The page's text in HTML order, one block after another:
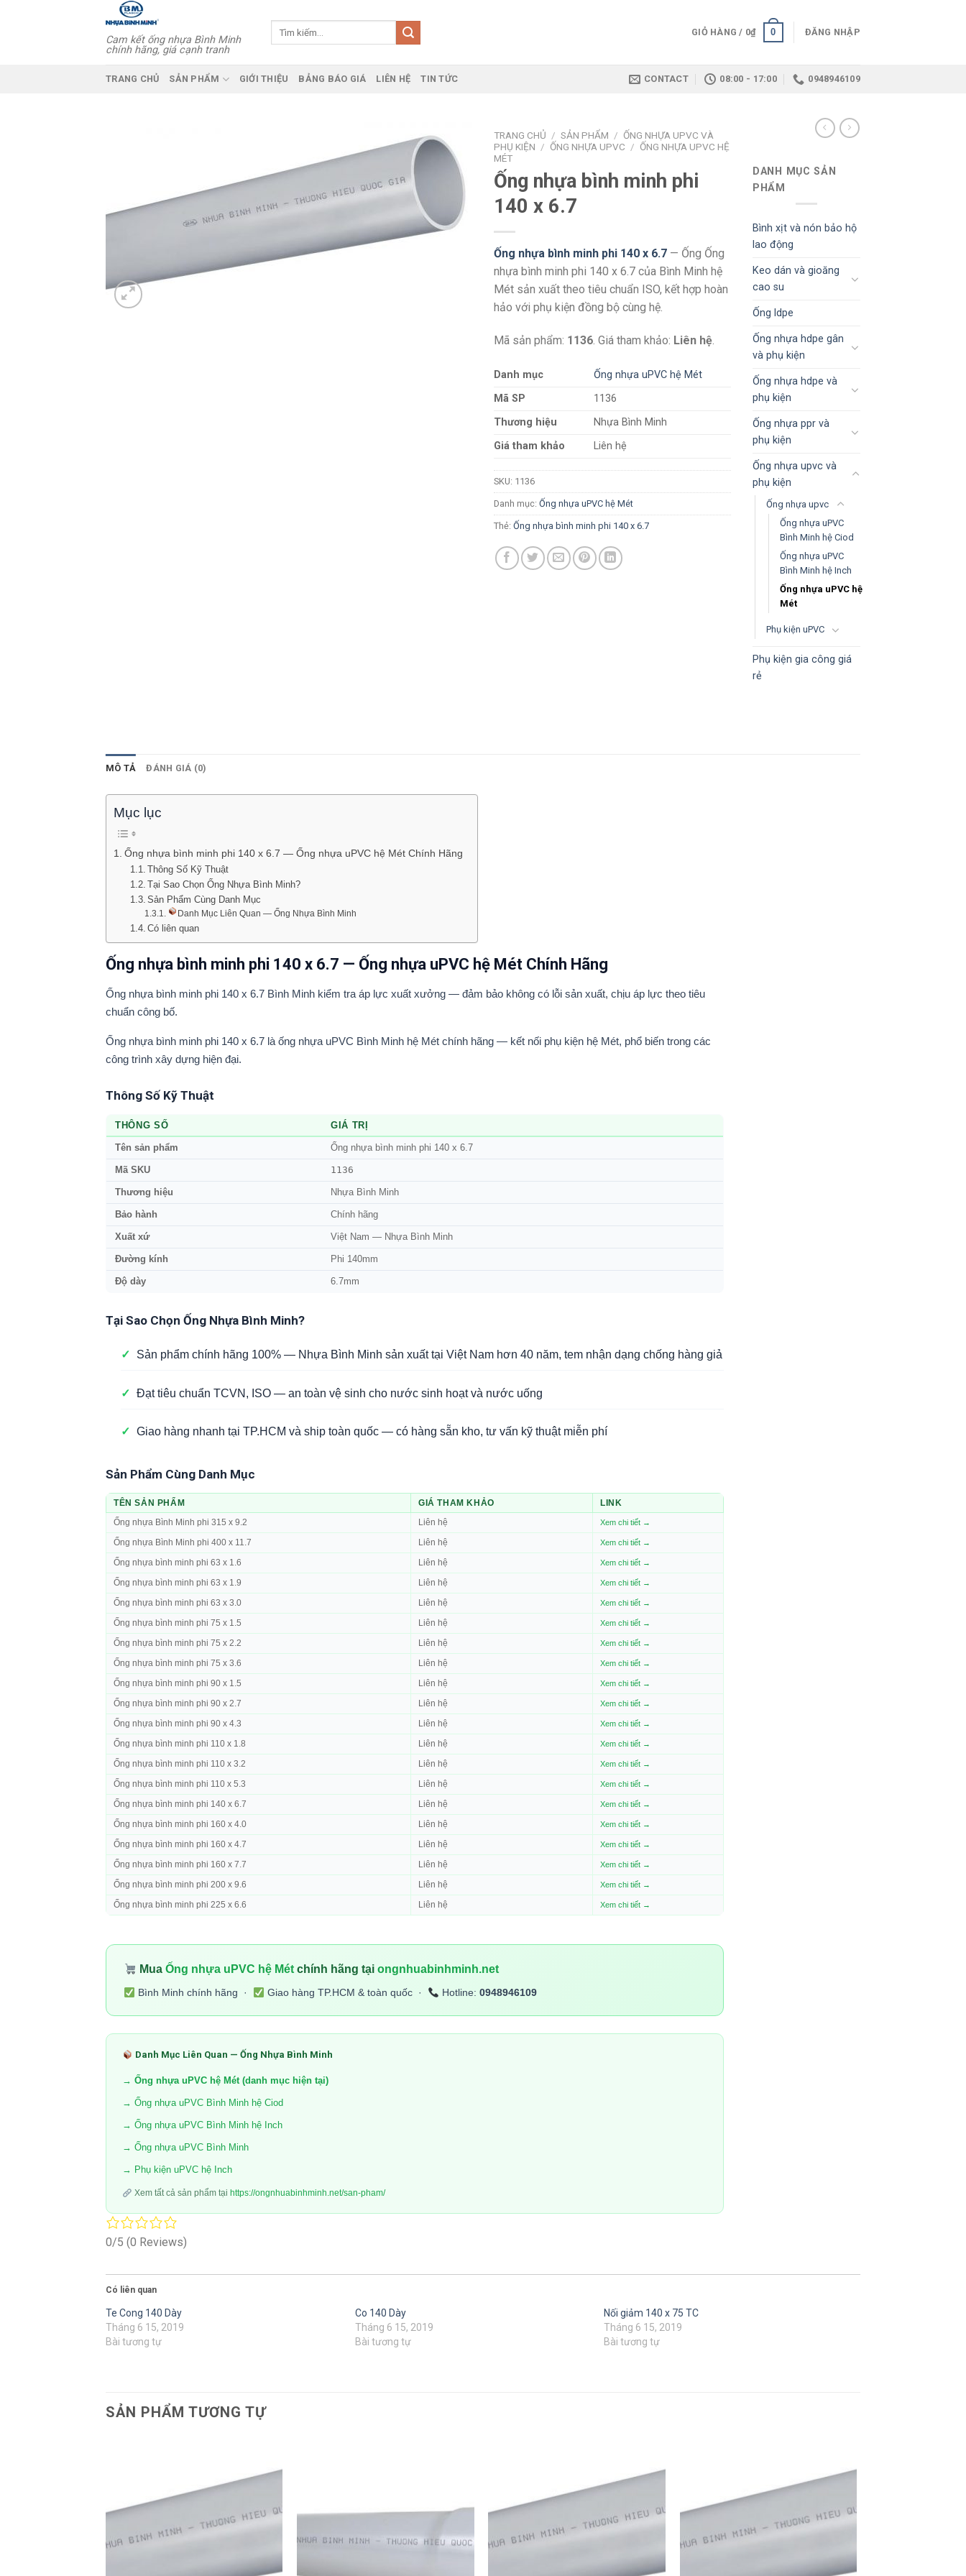
Cam kết ống nhựa Bình Minh
chính hãng, giá cạnh tranh
GIỎ HÀNG / 0₫ 0 ĐĂNG NHẬP
TRANG CHỦ SẢN PHẨM GIỚI THIỆU BẢNG BÁO GIÁ LIÊN HỆ TIN TỨC CONTACT 08:00 - 17:00 0948946109
TRANG CHỦ / SẢN PHẨM / ỐNG NHỰA UPVC VÀ
PHỤ KIỆN / ỐNG NHỰA UPVC / ỐNG NHỰA UPVC HỆ
MÉT
Ống nhựa bình minh phi
140 x 6.7
Ống nhựa bình minh phi 140 x 6.7 — Ống Ống
nhựa bình minh phi 140 x 6.7 của Bình Minh hệ
Mét sản xuất theo tiêu chuẩn ISO, kết hợp hoàn
hảo với phụ kiện đồng bộ cùng hệ.
Mã sản phẩm: 1136 . Giá tham khảo: Liên hệ
Danh mục
Ống nhựa uPVC hệ Mét
Mã SP
1136
Thương hiệu
Nhựa Bình Minh
Giá tham khảo
Liên hệ
SKU: 1136
Danh mục: Ống nhựa uPVC hệ Mét
Thẻ: Ống nhựa bình minh phi 140 x 6.7
DANH MỤC SẢN
PHẨM
Bình xịt và nón bảo hộ
lao động
Keo dán và gioăng
cao su
Ống ldpe
Ống nhựa hdpe gân
và phụ kiện
Ống nhựa hdpe và
phụ kiện
Ống nhựa ppr và
phụ kiện
Ống nhựa upvc và
phụ kiện
Ống nhựa upvc
Ống nhựa uPVC
Bình Minh hệ Ciod
Ống nhựa uPVC
Bình Minh hệ Inch
Ống nhựa uPVC hệ
Mét
Phụ kiện uPVC
Phụ kiện gia công giá
rẻ
MÔ TẢ ĐÁNH GIÁ (0)
Mục lục
Ống nhựa bình minh phi 140 x 6.7 — Ống nhựa uPVC hệ Mét Chính Hãng
Thông Số Kỹ Thuật
Tại Sao Chọn Ống Nhựa Bình Minh?
Sản Phẩm Cùng Danh Mục
Danh Mục Liên Quan — Ống Nhựa Bình Minh
Có liên quan
Ống nhựa bình minh phi 140 x 6.7 — Ống nhựa uPVC hệ Mét Chính Hãng
Ống nhựa bình minh phi 140 x 6.7 Bình Minh kiểm tra áp lực xuất xưởng — đảm bảo không có lỗi sản xuất, chịu áp lực theo tiêu
chuẩn công bố.
Ống nhựa bình minh phi 140 x 6.7 là ống nhựa uPVC Bình Minh hệ Mét chính hãng — kết nối phụ kiện hệ Mét, phổ biến trong các
công trình xây dựng hiện đại.
Thông Số Kỹ Thuật
THÔNG SỐ GIÁ TRỊ
Tên sản phẩm Ống nhựa bình minh phi 140 x 6.7
Mã SKU 1136
Thương hiệu Nhựa Bình Minh
Bảo hành Chính hãng
Xuất xứ Việt Nam — Nhựa Bình Minh
Đường kính Phi 140mm
Độ dày 6.7mm
Tại Sao Chọn Ống Nhựa Bình Minh?
✓ Sản phẩm chính hãng 100% — Nhựa Bình Minh sản xuất tại Việt Nam hơn 40 năm, tem nhận dạng chống hàng giả
✓ Đạt tiêu chuẩn TCVN, ISO — an toàn vệ sinh cho nước sinh hoạt và nước uống
✓ Giao hàng nhanh tại TP.HCM và ship toàn quốc — có hàng sẵn kho, tư vấn kỹ thuật miễn phí
Sản Phẩm Cùng Danh Mục
TÊN SẢN PHẨM GIÁ THAM KHẢO
LINK
Ống nhựa Bình Minh phi 315 x 9.2
Liên hệ Xem chi tiết →
Ống nhựa Bình Minh phi 400 x 11.7 Liên hệ Xem chi tiết →
Ống nhựa bình minh phi 63 x 1.6 Liên hệ Xem chi tiết →
Ống nhựa bình minh phi 63 x 1.9 Liên hệ Xem chi tiết →
Ống nhựa bình minh phi 63 x 3.0 Liên hệ Xem chi tiết →
Ống nhựa bình minh phi 75 x 1.5 Liên hệ Xem chi tiết →
Ống nhựa bình minh phi 75 x 2.2 Liên hệ Xem chi tiết →
Ống nhựa bình minh phi 75 x 3.6 Liên hệ Xem chi tiết →
Ống nhựa bình minh phi 90 x 1.5 Liên hệ Xem chi tiết →
Ống nhựa bình minh phi 90 x 2.7 Liên hệ Xem chi tiết →
Ống nhựa bình minh phi 90 x 4.3 Liên hệ Xem chi tiết →
Ống nhựa bình minh phi 110 x 1.8 Liên hệ Xem chi tiết →
Ống nhựa bình minh phi 110 x 3.2 Liên hệ Xem chi tiết →
Ống nhựa bình minh phi 110 x 5.3 Liên hệ Xem chi tiết →
Ống nhựa bình minh phi 140 x 6.7 Liên hệ Xem chi tiết →
Ống nhựa bình minh phi 160 x 4.0 Liên hệ Xem chi tiết →
Ống nhựa bình minh phi 160 x 4.7 Liên hệ Xem chi tiết →
Ống nhựa bình minh phi 160 x 7.7 Liên hệ Xem chi tiết →
Ống nhựa bình minh phi 200 x 9.6 Liên hệ Xem chi tiết →
Ống nhựa bình minh phi 225 x 6.6 Liên hệ Xem chi tiết →
MuaỐng nhựa uPVC hệ Mét chính hãng tạiongnhuabinhminh.net
Bình Minh chính hãng · Giao hàng TP.HCM & toàn quốc · Hotline: 0948946109
Danh Mục Liên Quan — Ống Nhựa Bình Minh
→ Ống nhựa uPVC hệ Mét (danh mục hiện tại)
→ Ống nhựa uPVC Bình Minh hệ Ciod
→ Ống nhựa uPVC Bình Minh hệ Inch
→ Ống nhựa uPVC Bình Minh
→ Phụ kiện uPVC hệ Inch
Xem tất cả sản phẩm tại https://ongnhuabinhminh.net/san-pham/
0/5 (0 Reviews)
Có liên quan
Te Cong 140 Dày
Tháng 6 15, 2019
Bài tương tự
Co 140 Dày
Tháng 6 15, 2019
Bài tương tự
Nối giảm 140 x 75 TC
Tháng 6 15, 2019
Bài tương tự
SẢN PHẨM TƯƠNG TỰ